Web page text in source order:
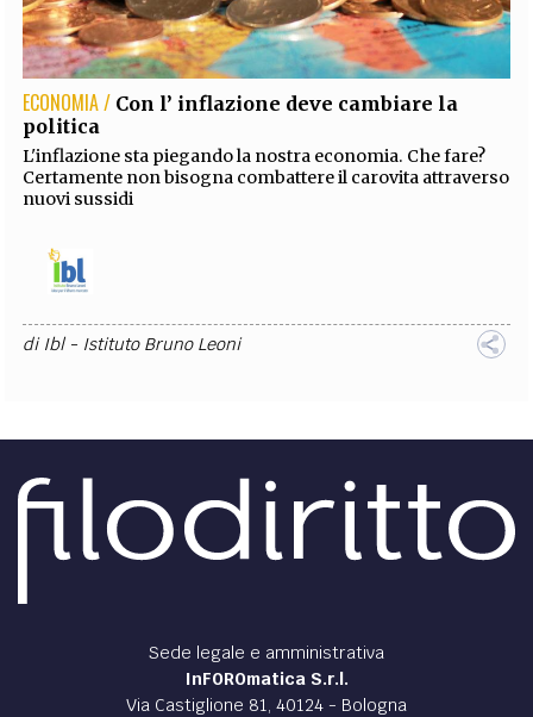
EXTRA
CODICI RUBRICHE LIBRI PROCEEDINGS PUBBLICITÀ CONTATTI
SOCIAL MEDIA
ECONOMIA / Con l’ inflazione deve cambiare la
politica
L'inflazione sta piegando la nostra economia. Che fare?
Certamente non bisogna combattere il carovita attraverso
nuovi sussidi
di Ibl - Istituto Bruno Leoni
Sede legale e amministrativa
InFOROmatica S.r.l.
Via Castiglione 81, 40124 - Bologna